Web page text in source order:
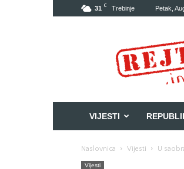
31 C Trebinje Petak,
VIJESTI
Naslovnica Vijesti U
Vijesti